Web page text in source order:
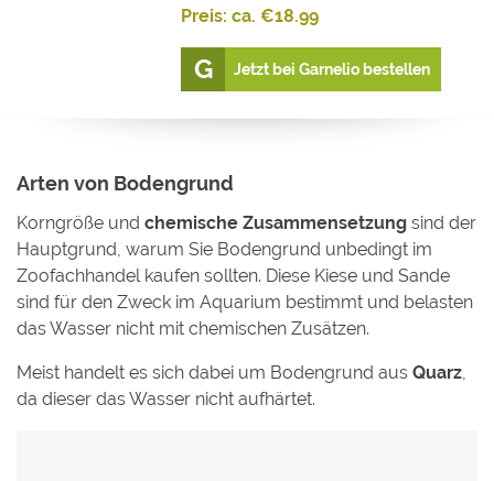
Preis: ca.€18.99
Jetzt bei Garnelio bestellen
Arten von Bodengrund
Korngröße und chemische Zusammensetzung sind der
Hauptgrund, warum Sie Bodengrund unbedingt im
Zoofachhandel kaufen sollten. Diese Kiese und Sande
sind für den Zweck im Aquarium bestimmt und belasten
das Wasser nicht mit chemischen Zusätzen.
Meist handelt es sich dabei um Bodengrund aus Quarz,
da dieser das Wasser nicht aufhärtet.